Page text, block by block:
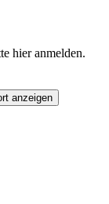
hier anmelden.
anzeigen